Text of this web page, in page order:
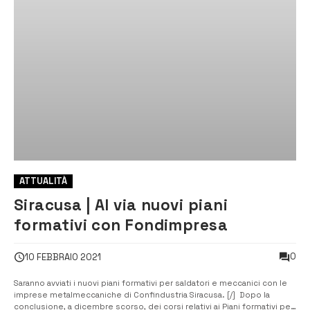
ATTUALITÀ
Siracusa | Al via nuovi piani
formativi con Fondimpresa
10 FEBBRAIO 2021 0
Saranno avviati i nuovi piani formativi per saldatori e meccanici con le
imprese metalmeccaniche di Confindustria Siracusa. [/] Dopo la
conclusione, a dicembre scorso, dei corsi relativi ai Piani formativi per